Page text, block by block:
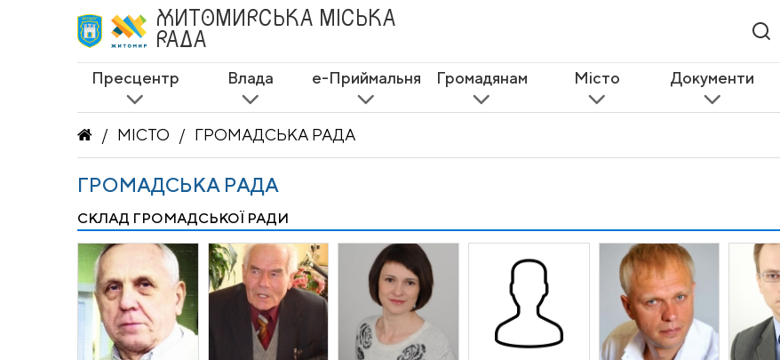
ЖИТОМИРСЬКА МІСЬКА
РАДА
Пресцентр Влада е-Приймальня Громадянам Місто Документи
МІСТО ГРОМАДСЬКА РАДА
ГРОМАДСЬКА РАДА
СКЛАД ГРОМАДСЬКОЇ РАДИ